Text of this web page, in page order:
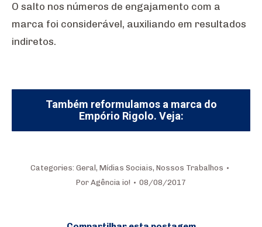
O salto nos números de engajamento com a
marca foi considerável, auxiliando em resultados
indiretos.
Também reformulamos a marca do
Empório Rigolo. Veja:
Categories: Geral , Mídias Sociais, Nossos Trabalhos
Por Agência io! 08/08/2017